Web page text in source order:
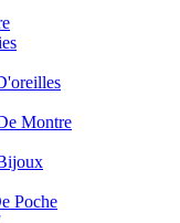
Montre
Poche